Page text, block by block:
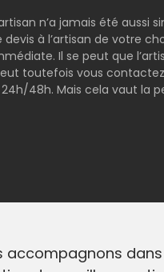
n’a jamais été aussi
à l’artisan de votre
Il se peut que
toutefois vous
24h/48h. Mais cela vaut la
accompagnons